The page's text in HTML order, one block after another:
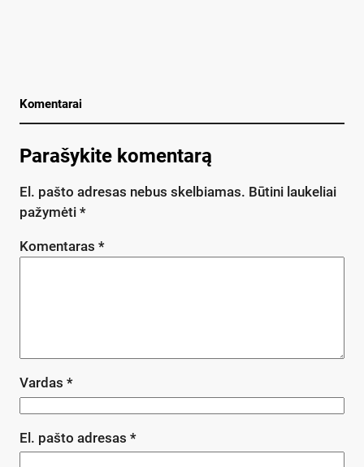
Komentarai
Parašykite komentarą
El. pašto adresas nebus skelbiamas. Būtini laukeliai
pažymėti *
Komentaras *
Vardas *
El. pašto adresas *